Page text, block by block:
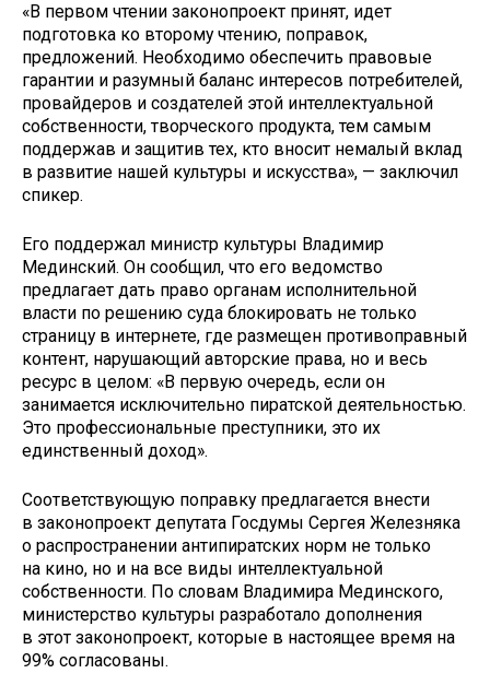
«В первом чтении законопроект принят, идет
подготовка ко второму чтению, поправок,
предложений. Необходимо обеспечить правовые
гарантии и разумный баланс интересов потребителей,
провайдеров и создателей этой интеллектуальной
собственности, творческого продукта, тем самым
поддержав и защитив тех, кто вносит немалый вклад
в развитие нашей культуры и искусства», — заключил
спикер.
Его поддержал министр культуры Владимир
Мединский. Он сообщил, что его ведомство
предлагает дать право органам исполнительной
власти по решению суда блокировать не только
страницу в интернете, где размещен противоправный
контент, нарушающий авторские права, но и весь
ресурс в целом: «В первую очередь, если он
занимается исключительно пиратской деятельностью.
Это профессиональные преступники, это их
единственный доход».
Соответствующую поправку предлагается внести
в законопроект депутата Госдумы Сергея Железняка
о распространении антипиратских норм не только
на кино, но и на все виды интеллектуальной
собственности. По словам Владимира Мединского,
министерство культуры разработало дополнения
в этот законопроект, которые в настоящее время на
99% согласованы.